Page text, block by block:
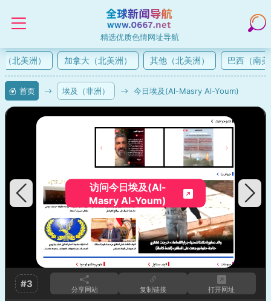
精选优质色情网址导航
北美洲） 加拿大（北美洲） 其他（北美洲） 巴西（南美
首页 埃及（非洲） 今日埃及(Al-Masry Al-Youm)
访问今日埃及(Al-
Masry Al-Youm)
#3 分享网站 复制链接 打开网址